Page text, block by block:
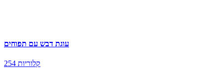
עוגת דבש עם תפוחים
254 קלוריות